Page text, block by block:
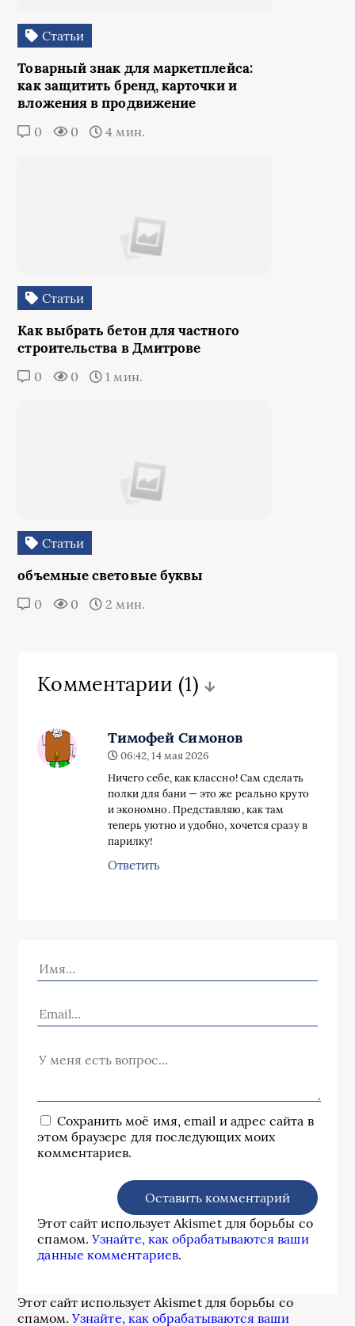
Статьи
Товарный знак для маркетплейса:
как защитить бренд, карточки и
вложения в продвижение
0 0 4 мин.
Статьи
Как выбрать бетон для частного
строительства в Дмитрове
0 0 1 мин.
Статьи
объемные световые буквы
0 0 2 мин.
Комментарии (1)
Тимофей Симонов
06:42, 14 мая 2026
Ничего себе, как классно! Сам сделать
полки для бани — это же реально круто
и экономно. Представляю, как там
теперь уютно и удобно, хочется сразу в
парилку!
Ответить
Сохранить моё имя, email и адрес сайта в
этом браузере для последующих моих
комментариев.
Этот сайт использует Akismet для борьбы со
спамом.Узнайте, как обрабатываются ваши
данные комментариев.
Этот сайт использует Akismet для борьбы со
спамом.Узнайте, как обрабатываются ваши